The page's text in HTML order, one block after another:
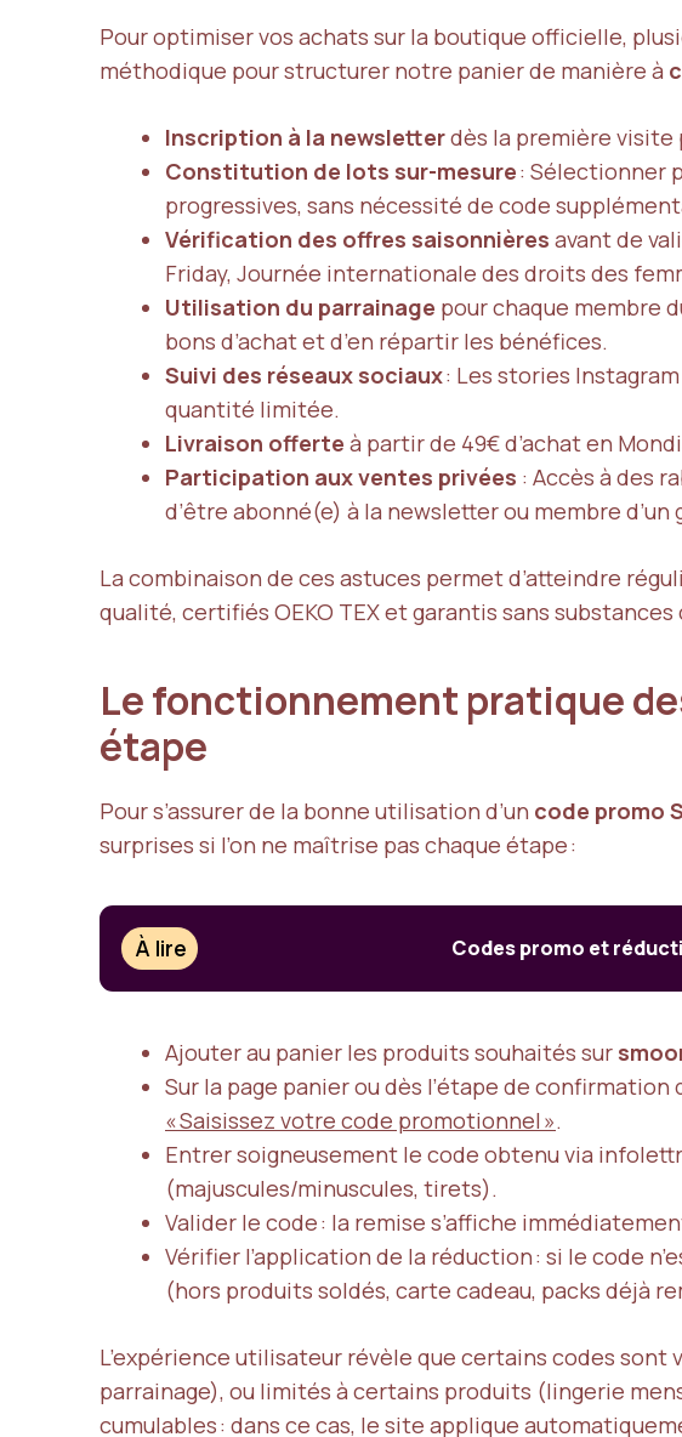
Pour optimiser vos achats sur la boutique officielle,
méthodique pour structurer notre panier de manière à
Inscription à la newsletterdès la première visite
Constitution de lots sur-mesure: Sélectionner
progressives, sans nécessité de code
Vérification des offres saisonnières avant de
Friday, Journée internationale des droits des
Utilisation du parrainage pour chaque membre
bons d’achat et d’en répartir les bénéfices.
Suivi des réseaux sociaux: Les stories
quantité limitée.
Livraison offerte à partir de 49€ d’achat en
Participation aux ventes privées : Accès à des
d’être abonné(e) à la newsletter ou membre d’un
La combinaison de ces astuces permet d’atteindre
qualité, certifiés OEKO TEX et garantis sans
Le fonctionnement pratique
étape
Pour s’assurer de la bonne utilisation d’un code promo
surprises si l’on ne maîtrise pas chaque étape :
À lire Codes promo et
Ajouter au panier les produits souhaités sur
Sur la page panier ou dès l’étape de
« Saisissez votre code promotionnel ».
Entrer soigneusement le code obtenu via
(majuscules/minuscules, tirets).
Valider le code : la remise s’affiche
Vérifier l’application de la réduction : si le code
(hors produits soldés, carte cadeau, packs déjà
L’expérience utilisateur révèle que certains codes sont
parrainage), ou limités à certains produits (lingerie
cumulables : dans ce cas, le site applique